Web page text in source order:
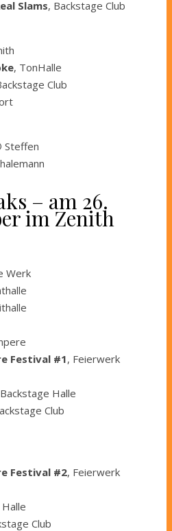
Slams, Backstage Club
, TonHalle
Club
Steffen
– am 26.
im Zenith
Werk
Festival #1, Feierwerk
Halle
Club
Festival #2, Feierwerk
Club